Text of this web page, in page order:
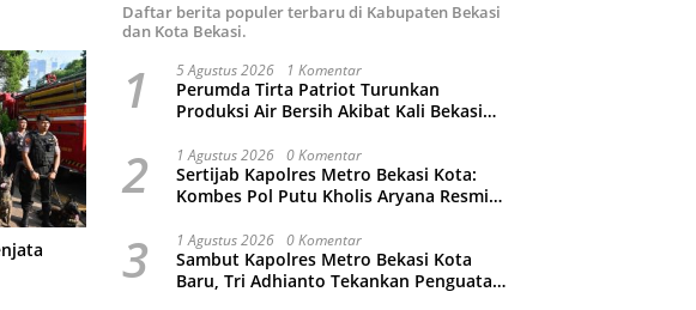
Daftar berita populer terbaru di Kabupaten Bekasi
dan Kota Bekasi.
1 5 Agustus 2026 1 Komentar
Perumda Tirta Patriot Turunkan
Produksi Air Bersih Akibat Kali Bekasi
2 1 Agustus 2026 0 Komentar
Sertijab Kapolres Metro Bekasi Kota:
Kombes Pol Putu Kholis Aryana Resmi
Bintoro
3 1 Agustus 2026 0 Komentar
Sambut Kapolres Metro Bekasi Kota
Baru, Tri Adhianto Tekankan Penguatan